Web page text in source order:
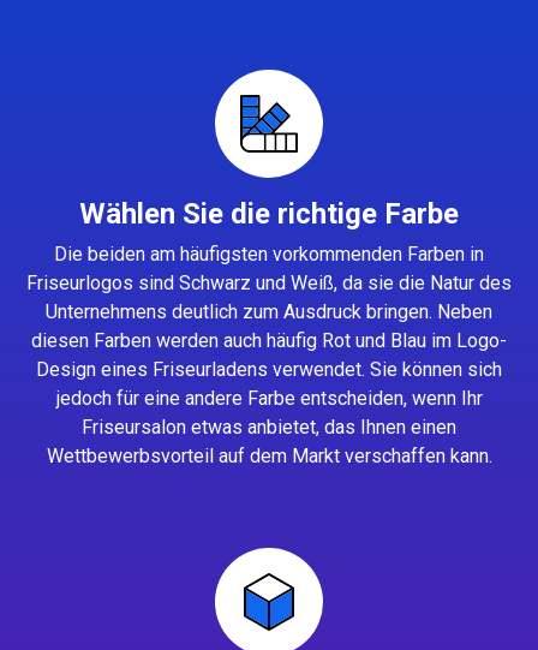
Wählen Sie die richtige Farbe
Die beiden am häufigsten vorkommenden Farben in
Friseurlogos sind Schwarz und Weiß, da sie die Natur des
Unternehmens deutlich zum Ausdruck bringen. Neben
diesen Farben werden auch häufig Rot und Blau im Logo-
Design eines Friseurladens verwendet. Sie können sich
jedoch für eine andere Farbe entscheiden, wenn Ihr
Friseursalon etwas anbietet, das Ihnen einen
Wettbewerbsvorteil auf dem Markt verschaffen kann.